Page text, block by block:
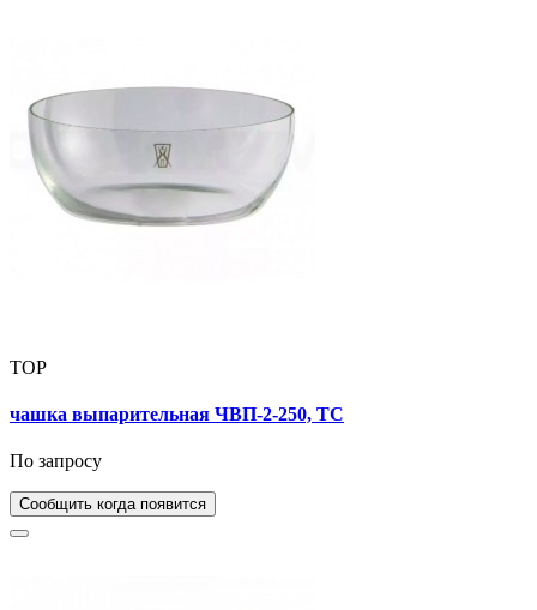
TOP
чашка выпарительная ЧВП-2-250, ТС
По запросу
Сообщить когда появится